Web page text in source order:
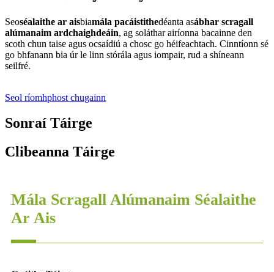
Seoséalaithe ar aisbiamála pacáistithedéanta asábhar scragall
alúmanaim ardchaighdeáin, ag soláthar airíonna bacainne den
scoth chun taise agus ocsaídiú a chosc go héifeachtach. Cinntíonn sé
go bhfanann bia úr le linn stórála agus iompair, rud a shíneann
seilfré.
Seol ríomhphost chugainn
Sonraí Táirge
Clibeanna Táirge
Mála Scragall Alúmanaim Séalaithe
Ar Ais